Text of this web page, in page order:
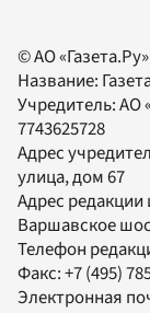
© АО
Название:
Учредитель:АО
7743625728
Адрес
улица, дом 67
Адрес редакции
Варшавское
Телефон
Факс:+7 (495)
Электронная